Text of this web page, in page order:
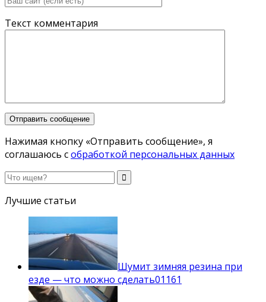
Текст комментария
Нажимая кнопку «Отправить сообщение», я
соглашаюсь собработкой персональных данных
Лучшие статьи
Шумит зимняя резина при
езде — что можно сделать01161